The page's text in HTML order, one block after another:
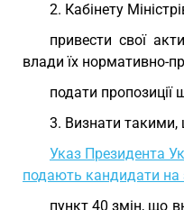
2. Кабінету
привести свої
влади їх нормативно-
подати пропозиції
3. Визнати такими,
Указ Президента
подають кандидати на
пункт 40 змін, що